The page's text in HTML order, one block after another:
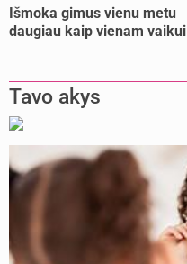
Išmoka gimus vienu metu
daugiau kaip vienam vaikui
Tavo akys